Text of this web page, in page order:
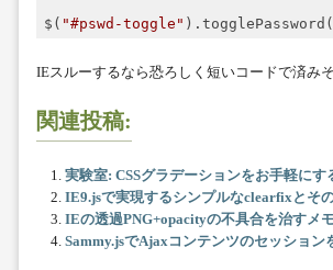
$( "#pswd-toggle"
IEスルーするなら恐ろしく短いコードで済み
関連投稿:
実験室: CSSグラデーションをお手軽に
IE9.jsで実現するシンプルなclearfixとそ
IEの透過PNG+opacityの不具合を治すメ
Sammy.jsでAjaxコンテンツのセッション